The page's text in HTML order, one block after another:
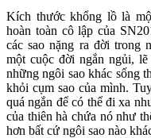
Kích thước khổng lồ là
hoàn toàn cô lập của
các sao nặng ra đời trong
một cuộc đời ngắn ngủi,
những ngôi sao khác sống
khỏi cụm sao của mình.
quá ngắn để có thể đi xa
của thiên hà chứa nó như
hơn bất cứ ngôi sao nào